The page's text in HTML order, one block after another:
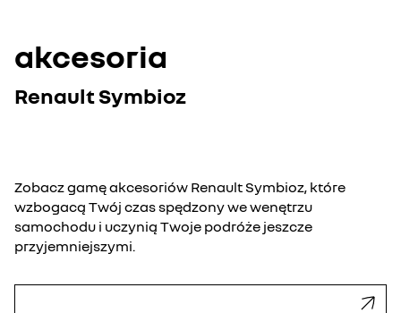
akcesoria
Renault Symbioz
Zobacz gamę akcesoriów Renault Symbioz, które
wzbogacą Twój czas spędzony we wenętrzu
samochodu i uczynią Twoje podróże jeszcze
przyjemniejszymi.